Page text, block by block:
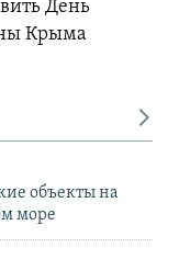
День
Крыма
объекты на
море